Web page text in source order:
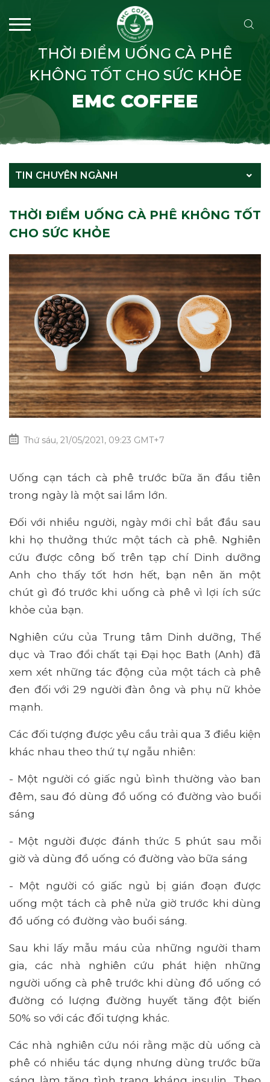
THỜI ĐIỂM UỐNG CÀ PHÊ
KHÔNG TỐT CHO SỨC KHỎE
EMC COFFEE
TIN CHUYÊN NGÀNH
THỜI ĐIỂM UỐNG CÀ PHÊ KHÔNG TỐT
CHO SỨC KHỎE
Thứ sáu, 21/05/2021, 09:23 GMT+7
Uống cạn tách cà phê trước bữa ăn đầu tiên
trong ngày là một sai lầm lớn.
Đối với nhiều người, ngày mới chỉ bắt đầu sau
khi họ thưởng thức một tách cà phê. Nghiên
cứu được công bố trên tạp chí Dinh dưỡng
Anh cho thấy tốt hơn hết, bạn nên ăn một
chút gì đó trước khi uống cà phê vì lợi ích sức
khỏe của bạn.
Nghiên cứu của Trung tâm Dinh dưỡng, Thể
dục và Trao đổi chất tại Đại học Bath (Anh) đã
xem xét những tác động của một tách cà phê
đen đối với 29 người đàn ông và phụ nữ khỏe
mạnh.
Các đối tượng được yêu cầu trải qua 3 điều kiện
khác nhau theo thứ tự ngẫu nhiên:
- Một người có giấc ngủ bình thường vào ban
đêm, sau đó dùng đồ uống có đường vào buổi
sáng
- Một người được đánh thức 5 phút sau mỗi
giờ và dùng đồ uống có đường vào bữa sáng
- Một người có giấc ngủ bị gián đoạn được
uống một tách cà phê nửa giờ trước khi dùng
đồ uống có đường vào buổi sáng.
Sau khi lấy mẫu máu của những người tham
gia, các nhà nghiên cứu phát hiện những
người uống cà phê trước khi dùng đồ uống có
đường có lượng đường huyết tăng đột biến
50% so với các đối tượng khác.
Các nhà nghiên cứu nói rằng mặc dù uống cà
phê có nhiều tác dụng nhưng dùng trước bữa